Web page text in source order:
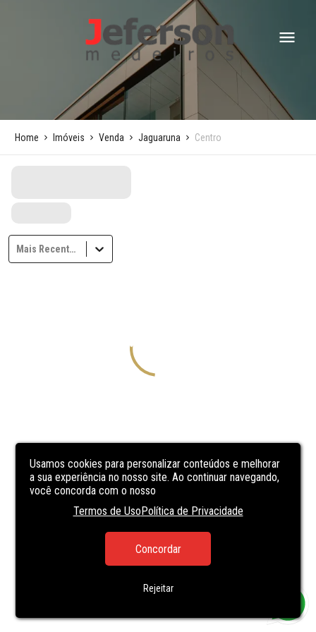
Usamos cookies para personalizar conteúdos e melhorar
a sua experiência no nosso site. Ao continuar navegando,
você concorda com o nosso
Termos de UsoPolítica de Privacidade
Concordar
Rejeitar
Home Imóveis Venda Jaguaruna Centro
Mais Recentes